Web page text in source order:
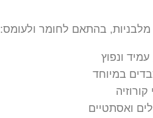
מלבניות, בהתאם לחומר ולעומס:
ונפוץ
במיוחד
ואסתטיים